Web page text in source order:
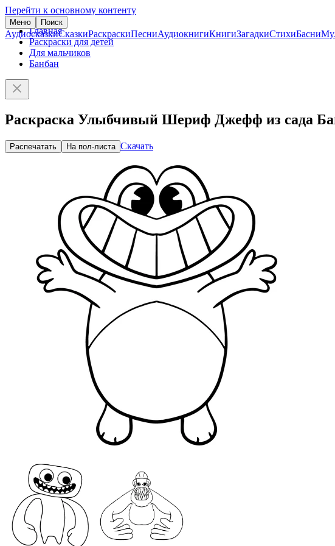
Перейти к основному контенту
Меню Поиск
АудиосказкиСказкиРаскраскиПесниАудиокнигиКнигиЗагадкиСтихиБасни
Главная
Раскраски для детей
Для мальчиков
Банбан
Раскраска Улыбчивый Шериф Джефф из сада
Распечатать На пол-листа Скачать